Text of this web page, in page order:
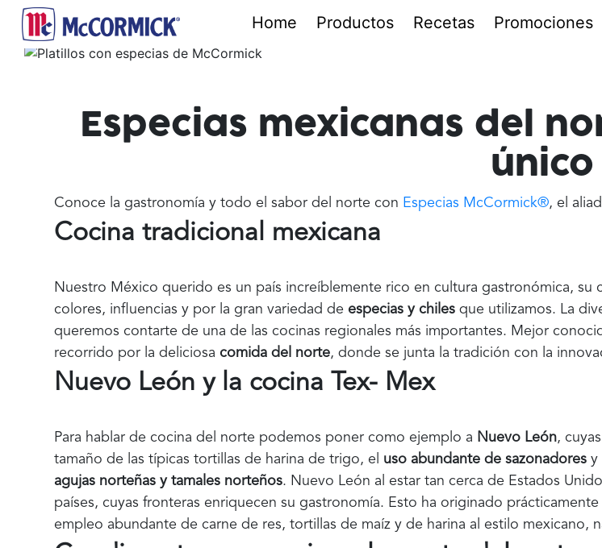
Home Productos Recetas Promociones
Especias mexicanas del
único
Conoce la gastronomía y todo el sabor del norte con Especias McCormick®, el
Cocina tradicional mexicana
Nuestro México querido es un país increíblemente rico en cultura gastronómica, su
colores, influencias y por la gran variedad de especias y chiles que utilizamos. La
queremos contarte de una de las cocinas regionales más importantes. Mejor
recorrido por la deliciosa comida del norte, donde se junta la tradición con la
Nuevo León y la cocina Tex- Mex
Para hablar de cocina del norte podemos poner como ejemplo a Nuevo León,
tamaño de las típicas tortillas de harina de trigo, el uso abundante de sazonadores y
agujas norteñas y tamales norteños. Nuevo León al estar tan cerca de Estados
países, cuyas fronteras enriquecen su gastronomía. Esto ha originado prácticamente
empleo abundante de carne de res, tortillas de maíz y de harina al estilo mexicano,